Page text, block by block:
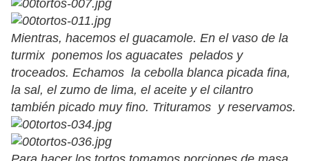
Mientras, hacemos el guacamole. En el vaso de la
turmix ponemos los aguacates pelados y
troceados. Echamos la cebolla blanca picada fina,
la sal, el zumo de lima, el aceite y el cilantro
también picado muy fino. Trituramos y reservamos.